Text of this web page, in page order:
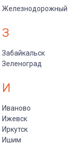
Железнодорожный
З
Забайкальск
Зеленоград
И
Иваново
Ижевск
Иркутск
Ишим